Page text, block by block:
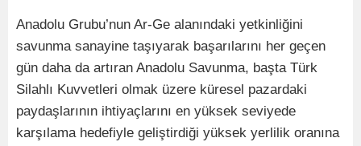
Anadolu Grubu’nun Ar-Ge alanındaki yetkinliğini
savunma sanayine taşıyarak başarılarını her geçen
gün daha da artıran Anadolu Savunma, başta Türk
Silahlı Kuvvetleri olmak üzere küresel pazardaki
paydaşlarının ihtiyaçlarını en yüksek seviyede
karşılama hedefiyle geliştirdiği yüksek yerlilik oranına